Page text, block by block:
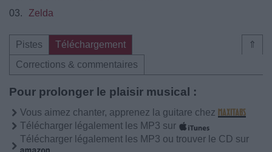
03.
Zelda
⇑
Pistes
Téléchargement
Corrections & commentaires
Pour prolonger le plaisir musical :
Vous aimez chanter, apprenez la guitare chez
Télécharger légalement les MP3 sur
Télécharger légalement les MP3 ou trouver le CD sur